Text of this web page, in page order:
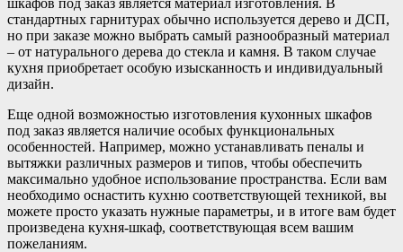
стандартных гарнитурах обычно используется дерево и ДСП,
но при заказе можно выбрать самый разнообразный материал
– от натурального дерева до стекла и камня. В таком случае
кухня приобретает особую изысканность и индивидуальный
дизайн.
Еще одной возможностью изготовления кухонных шкафов
под заказ является наличие особых функциональных
особенностей. Например, можно устанавливать пеналы и
вытяжки различных размеров и типов, чтобы обеспечить
максимально удобное использование пространства. Если вам
необходимо оснастить кухню соответствующей техникой, вы
можете просто указать нужные параметры, и в итоге вам будет
произведена кухня-шкаф, соответствующая всем вашим
пожеланиям.